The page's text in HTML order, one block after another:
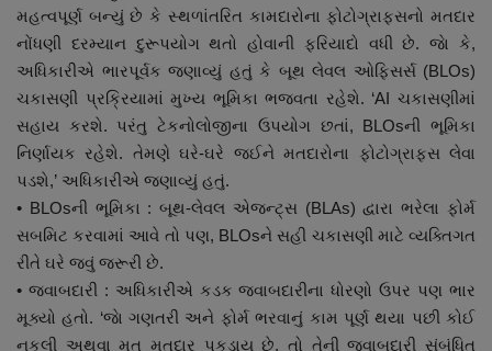
મહત્વપૂર્ણ બન્યું છે કે સ્થળાંતરિત કામદારોના ફોટોગ્રાફ્સનો મતદાર
નોંધણી દરમ્યાન દુરૂપયોગ થતો હોવાની ફરિયાદો વધી છે. જાે કે,
અધિકારીએ ભારપૂર્વક જણાવ્યું હતું કે બૂથ લેવલ ઓફિસર્સ (BLOs)
ચકાસણી પ્રક્રિયામાં મુખ્ય ભૂમિકા ભજવતા રહેશે. ‘AI ચકાસણીમાં
સહાય કરશે. પરંતુ ટેકનોલોજીના ઉપયોગ છતાં, BLOsની ભૂમિકા
નિર્ણાયક રહેશે. તેમણે ઘરે-ઘરે જઈને મતદારોના ફોટોગ્રાફ્સ લેવા
પડશે,’ અધિકારીએ જણાવ્યું હતું.
• BLOsની ભૂમિકા : બૂથ-લેવલ એજન્ટ્સ (BLAs) દ્વારા ભરેલા ફોર્મ
સબમિટ કરવામાં આવે તો પણ, BLOsને સહી ચકાસણી માટે વ્યક્તિગત
રીતે ઘરે જવું જરૂરી છે.
• જવાબદારી : અધિકારીએ કડક જવાબદારીના ધોરણો ઉપર પણ ભાર
મૂક્યો હતો. ‘જાે ગણતરી અને ફોર્મ ભરવાનું કામ પૂર્ણ થયા પછી કોઈ
નકલી અથવા મૃત મતદાર પકડાય છે, તો તેની જવાબદારી સંબંધિત